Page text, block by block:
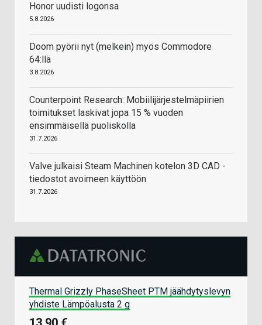
Honor uudisti logonsa
5.8.2026
Doom pyörii nyt (melkein) myös Commodore
64:llä
3.8.2026
Counterpoint Research: Mobiilijärjestelmäpiirien
toimitukset laskivat jopa 15 % vuoden
ensimmäisellä puoliskolla
31.7.2026
Valve julkaisi Steam Machinen kotelon 3D CAD -
tiedostot avoimeen käyttöön
31.7.2026
Thermal Grizzly PhaseSheet PTM jäähdytyslevyn
yhdiste Lämpöalusta 2 g